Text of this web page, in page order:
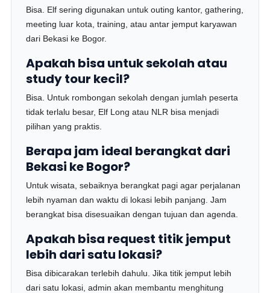
Bisa. Elf sering digunakan untuk outing kantor, gathering,
meeting luar kota, training, atau antar jemput karyawan
dari Bekasi ke Bogor.
Apakah bisa untuk sekolah atau
study tour kecil?
Bisa. Untuk rombongan sekolah dengan jumlah peserta
tidak terlalu besar, Elf Long atau NLR bisa menjadi
pilihan yang praktis.
Berapa jam ideal berangkat dari
Bekasi ke Bogor?
Untuk wisata, sebaiknya berangkat pagi agar perjalanan
lebih nyaman dan waktu di lokasi lebih panjang. Jam
berangkat bisa disesuaikan dengan tujuan dan agenda.
Apakah bisa request titik jemput
lebih dari satu lokasi?
Bisa dibicarakan terlebih dahulu. Jika titik jemput lebih
dari satu lokasi, admin akan membantu menghitung